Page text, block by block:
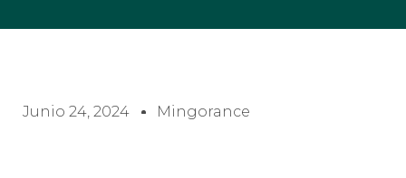
Junio 24, 2024 Mingorance